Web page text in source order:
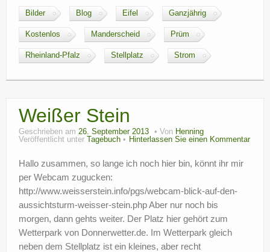
Bilder Blog Eifel Ganzjährig
Kostenlos Manderscheid Prüm
Rheinland-Pfalz Stellplatz Strom
Weißer Stein
Geschrieben am 26. September 2013 Von Henning
Veröffentlicht unter
Tagebuch Hinterlassen Sie einen Kommentar
Hallo zusammen, so lange ich noch hier bin, könnt ihr mir
per Webcam zugucken:
http://www.weisserstein.info/pgs/webcam-blick-auf-den-
aussichtsturm-weisser-stein.php Aber nur noch bis
morgen, dann gehts weiter. Der Platz hier gehört zum
Wetterpark von Donnerwetter.de. Im Wetterpark gleich
neben dem Stellplatz ist ein kleines, aber recht